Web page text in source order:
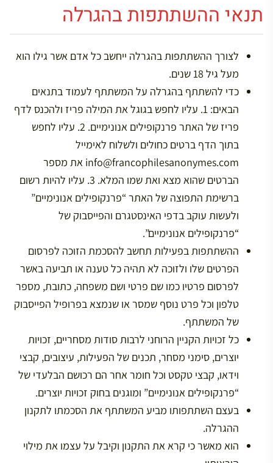
תנאי ההשתתפות בהגרלה
לצורך ההשתתפות בהגרלה ייחשב כל אדם אשר גילו הוא
מעל גיל 18 שנים.
כדי להשתתף בהגרלה על המשתתף לעמוד בתנאים
הבאים: 1. עליו לחפש בגוגל את המילה פריז ולהכנס לדף
פריז של האתר פרנקופילים אנונימיים. 2. עליו לחפש
בתוך הדף ברטים כחולים ולשלוח לאימייל
info@francophilesanonymes.com את מספר
הברטים שהוא מצא ואת שמו המלא. 3. עליו להיות רשום
ברשימת התפוצה של האתר “פרנקופילים אנונימיים”
ולעשות עוקב בדפי האינסטגרם והפייסבוק של
“פרנקופילים אנונימיים”.
ההשתתפות בפעילות תחשב להסכמת הזוכה לפרסום
הפרטים שלו ולזוכה לא תהיה כל טענה או תביעה באשר
לפרסום פרטיו כמו שם פרטי ושם משפחה, כתובת, מספר
טלפון וכל פרט נוסף שמסר או שנמצא בפרופיל הפייסבוק
של המשתתף.
כל זכויות הקניין הרוחני לרבות סודות מסחריים, זכויות
יוצרים, סימני מסחר, תכנים של הפעילות, עיצובים, קבצי
וידאו, קבצי טקסט וכל חומר אחר הם רכושם הבלעדי של
“פרנקופילים אנונימיים” ומוגנים בחוק זכויות יוצרים.
בעצם השתתפותו מביע המשתתף את הסכמתו לתקנון
ההגרלה.
הוא מאשר כי קרא את התקנון וקיבל על עצמו את מילוי